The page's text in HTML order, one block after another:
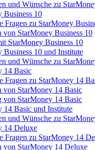
und Wünsche zu
10
zu StarMoney
StarMoney Business 10
StarMoney Business 10
10 und Institute
und Wünsche zu
Basic
zu StarMoney 14
StarMoney 14 Basic
StarMoney 14 Basic
Basic und Institute
und Wünsche zu
14 Deluxe
zu StarMoney 14
StarMoney 14 Deluxe